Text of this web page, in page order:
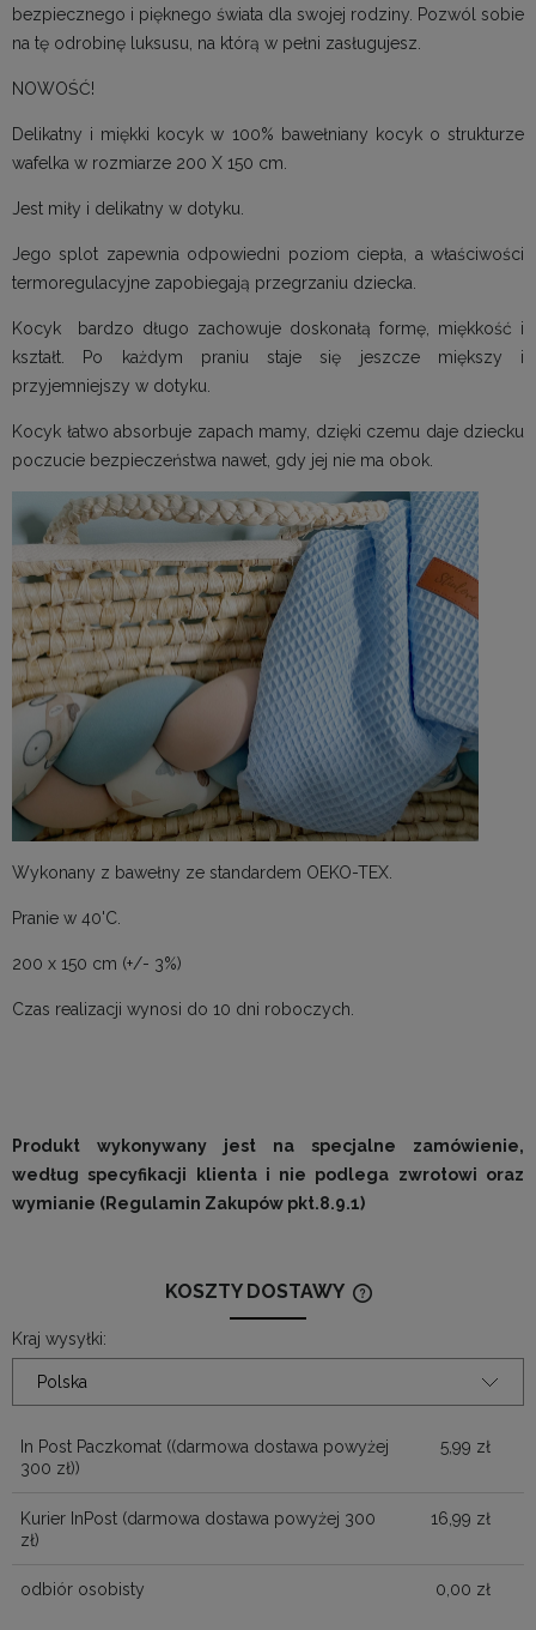
bezpiecznego i pięknego świata dla swojej rodziny. Pozwól sobie
na tę odrobinę luksusu, na którą w pełni zasługujesz.
NOWOŚĆ!
Delikatny i miękki kocyk w 100% bawełniany kocyk o strukturze
wafelka w rozmiarze 200 X 150 cm.
Jest miły i delikatny w dotyku.
Jego splot zapewnia odpowiedni poziom ciepła, a właściwości
termoregulacyjne zapobiegają przegrzaniu dziecka.
Kocyk bardzo długo zachowuje doskonałą formę, miękkość i
kształt. Po każdym praniu staje się jeszcze miększy i
przyjemniejszy w dotyku.
Kocyk łatwo absorbuje zapach mamy, dzięki czemu daje dziecku
poczucie bezpieczeństwa nawet, gdy jej nie ma obok.
Wykonany z bawełny ze standardem OEKO-TEX.
Pranie w 40'C.
200 x 150 cm (+/- 3%)
Czas realizacji wynosi do 10 dni roboczych.
Produkt wykonywany jest na specjalne zamówienie,
według specyfikacji klienta i nie podlega zwrotowi oraz
wymianie (Regulamin Zakupów pkt.8.9.1)
KOSZTY DOSTAWY
Kraj wysyłki:
In Post Paczkomat ((darmowa dostawa powyżej
300 zł))
5,99 zł
Kurier InPost (darmowa dostawa powyżej 300
zł)
16,99 zł
odbiór osobisty 0,00 zł